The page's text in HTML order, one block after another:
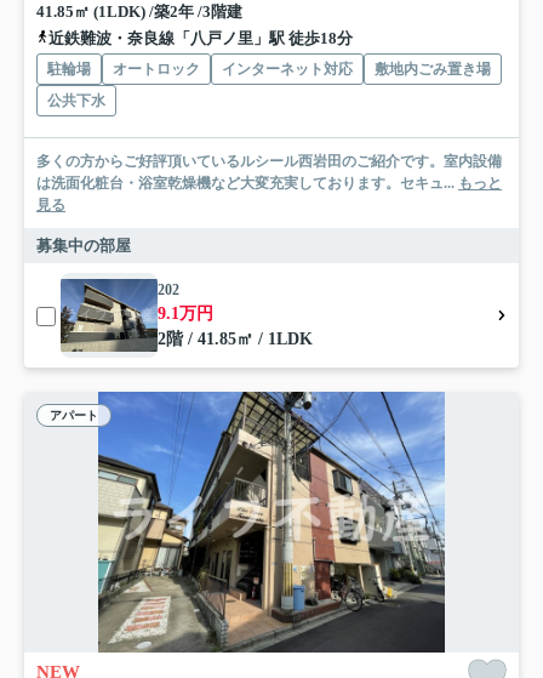
41.85㎡ (1LDK) /築2年 /3階建
近鉄難波・奈良線「八戸ノ里」駅 徒歩18分
駐輪場 オートロック インターネット対応
敷地内ごみ置き場
公共下水
多くの方からご好評頂いているルシール西岩田のご紹介です。室内設備
は洗面化粧台・浴室乾燥機など大変充実しております。セキュ... もっと
見る
募集中の部屋
202
9.1万円
2階 / 41.85㎡ / 1LDK
アパート
NEW